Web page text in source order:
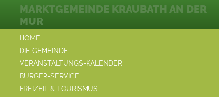
HOME
DIE GEMEINDE
VERANSTALTUNGS-KALENDER
BÜRGER-SERVICE
FREIZEIT & TOURISMUS
MARKTGEMEINDE KRAUBATH AN DER
MUR